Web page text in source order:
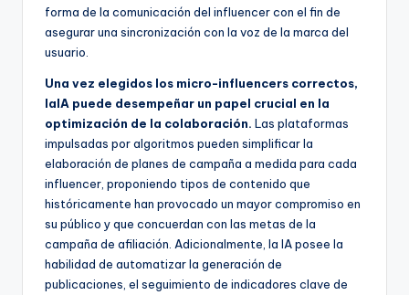
forma de la comunicación del influencer con el fin de
asegurar una sincronización con la voz de la marca del
usuario.
Una vez elegidos los micro-influencers correctos,
laIA puede desempeñar un papel crucial en la
optimización de la colaboración. Las plataformas
impulsadas por algoritmos pueden simplificar la
elaboración de planes de campaña a medida para cada
influencer, proponiendo tipos de contenido que
históricamente han provocado un mayor compromiso en
su público y que concuerdan con las metas de la
campaña de afiliación. Adicionalmente, la IA posee la
habilidad de automatizar la generación de
publicaciones, el seguimiento de indicadores clave de